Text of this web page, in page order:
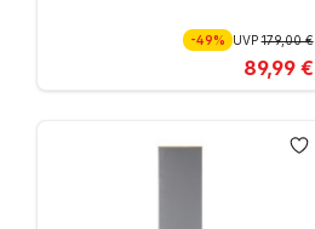
-49% UVP179,00 €
89,99 €